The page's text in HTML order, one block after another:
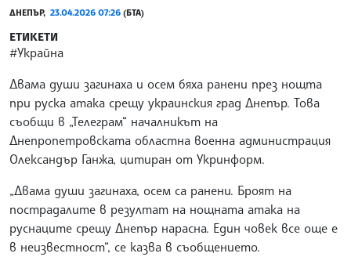
ДНЕПЪР, 23.04.2026 07:26 (БТА)
ЕТИКЕТИ
#Украйна
Двама души загинаха и осем бяха ранени през нощта
при руска атака срещу украинския град Днепър. Това
съобщи в „Телеграм“ началникът на
Днепропетровската областна военна администрация
Олександър Ганжа, цитиран от Укринформ.
„Двама души загинаха, осем са ранени. Броят на
пострадалите в резултат на нощната атака на
руснаците срещу Днепър нарасна. Един човек все още е
в неизвестност“, се казва в съобщението.